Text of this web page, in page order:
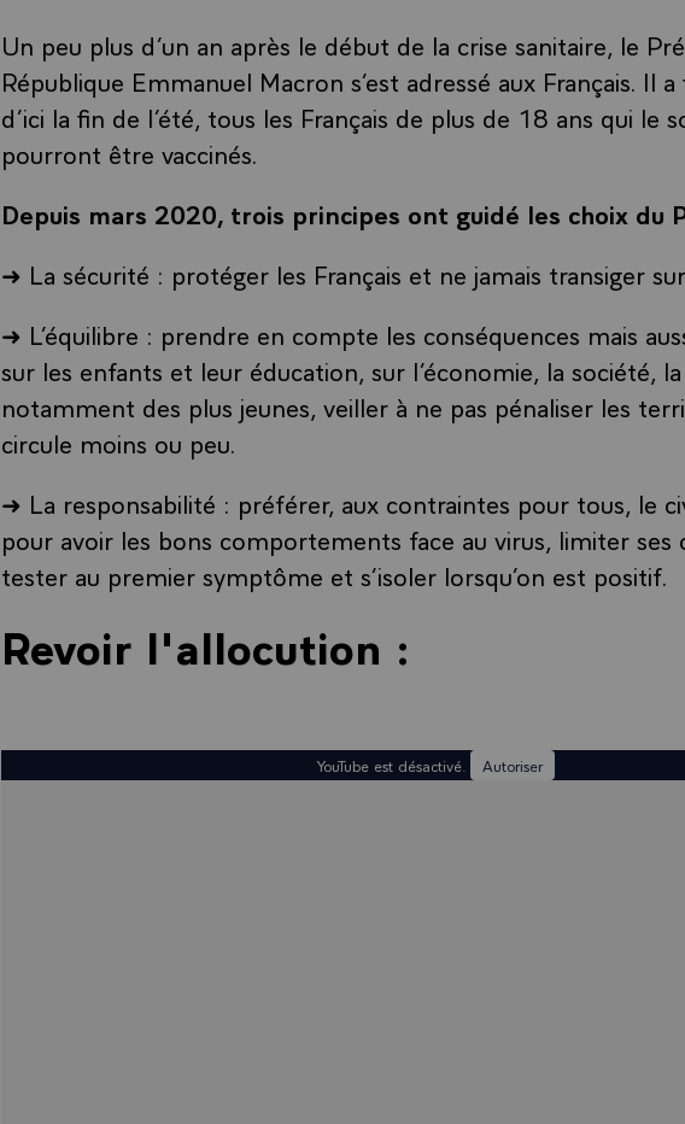
Un peu plus d’un an après le début de la crise sanitaire, le
République Emmanuel Macron s’est adressé aux Français. Il
d’ici la fin de l’été, tous les Français de plus de 18 ans qui le
pourront être vaccinés.
Depuis mars 2020, trois principes ont guidé les choix du
➜ La sécurité : protéger les Français et ne jamais transiger
➜ L’équilibre : prendre en compte les conséquences mais
sur les enfants et leur éducation, sur l’économie, la société,
notamment des plus jeunes, veiller à ne pas pénaliser les
circule moins ou peu.
➜ La responsabilité : préférer, aux contraintes pour tous, le
pour avoir les bons comportements face au virus, limiter ses
tester au premier symptôme et s’isoler lorsqu’on est positif.
Revoir l'allocution :
YouTube est désactivé. Autoriser